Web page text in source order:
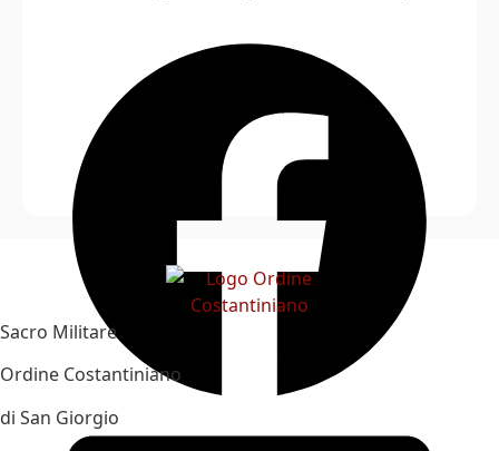
Sacro Militare
Ordine Costantiniano
di San Giorgio